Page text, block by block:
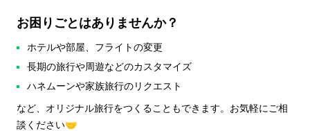
お困りごとはありませんか？
ホテルや部屋、フライトの変更
長期の旅行や周遊などのカスタマイズ
ハネムーンや家族旅行のリクエスト
など、オリジナル旅行をつくることもできます。お気軽にご相
談ください🤝